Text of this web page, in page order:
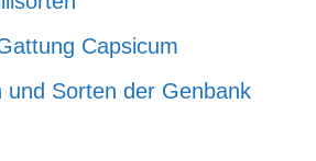
Capsicum
und Sorten der Genbank